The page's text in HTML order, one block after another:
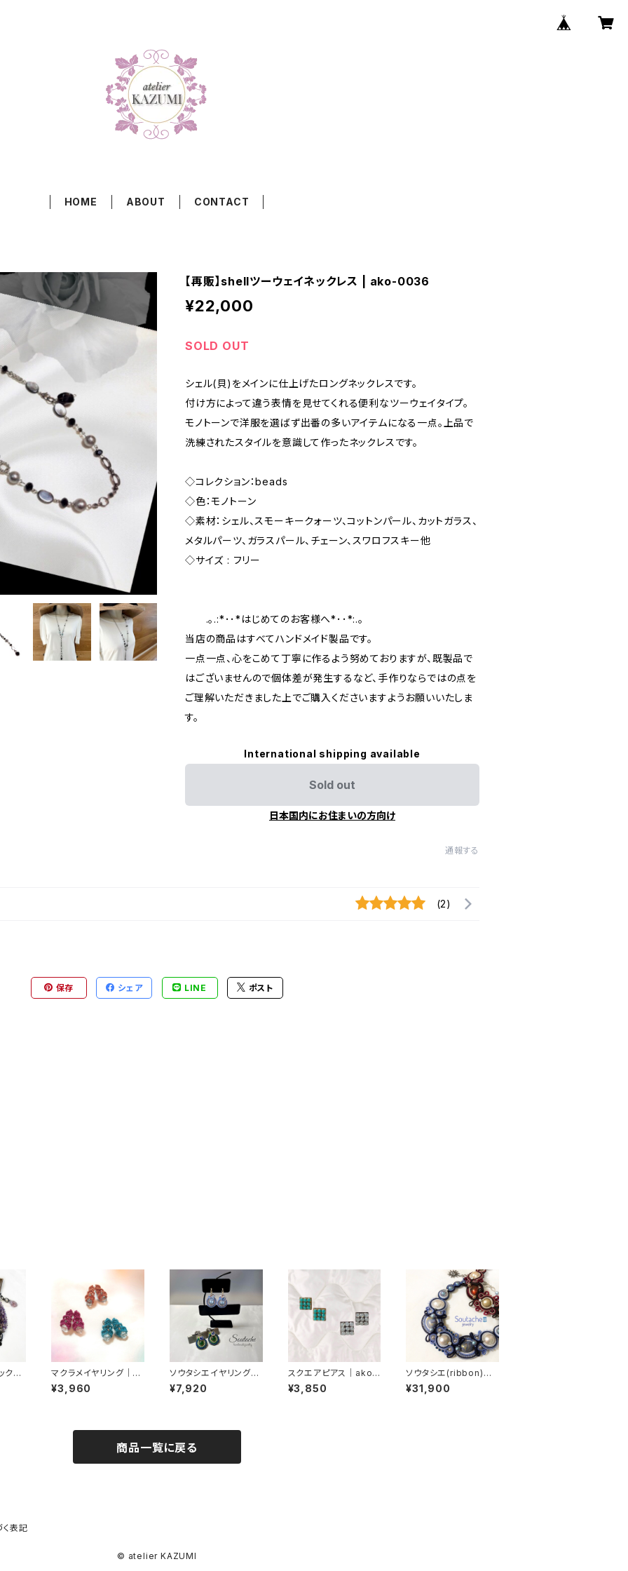
HOME ABOUT CONTACT
【再販】shellツーウェイネックレス | ako-0036
¥22,000
SOLD OUT
シェル(貝)をメインに仕上げたロングネックレスです。
付け方によって違う表情を見せてくれる便利なツーウェイタイプ。
モノトーンで洋服を選ばず出番の多いアイテムになる一点。上品で
洗練されたスタイルを意識して作ったネックレスです。
◇コレクション：beads
◇色：モノトーン
◇素材：シェル、スモーキークォーツ、コットンパール、カットガラス、
メタルパーツ、ガラスパール、チェーン、スワロフスキー他
◇サイズ : フリー
.｡.:*･･*はじめてのお客様へ*･･*:.｡
当店の商品はすべてハンドメイド製品です。
一点一点、心をこめて丁寧に作るよう努めておりますが、既製品で
はございませんので個体差が発生するなど、手作りならではの点を
ご理解いただきました上でご購入くださいますようお願いいたしま
す。
International shipping available
Sold out
日本国内にお住まいの方向け
通報する
(2)
保存 シェア LINE ポスト
クレ
マクラメイヤリング｜ak
o-0024
¥3,960
ソウタシエイヤリング｜
ako-0046
¥7,920
スクエアピアス｜ako-
0030
¥3,850
ソウタシエ(ribbon)｜a
ko-0002
¥31,900
商品一覧に戻る
表記
© atelier KAZUMI